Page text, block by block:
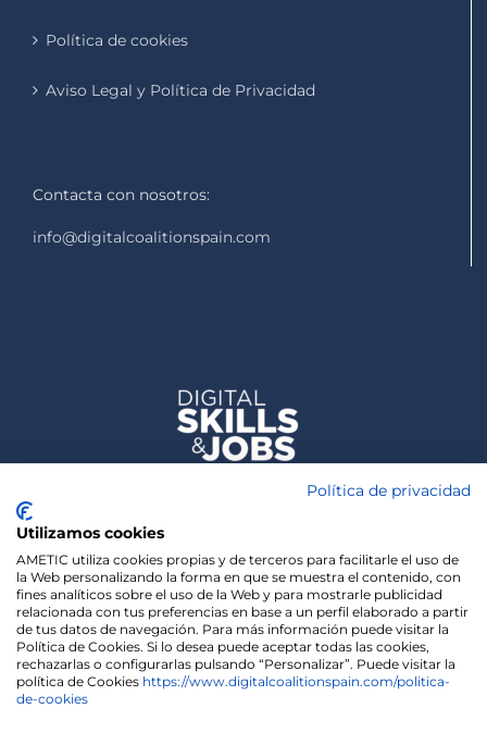
Política de cookies
Aviso Legal y Política de Privacidad
Contacta con nosotros:
info@digitalcoalitionspain.com
We use cookies on our website to give you the most
Política de privacidad
Utilizamos cookies
AMETIC utiliza cookies propias y de terceros para facilitarle el uso de
la Web personalizando la forma en que se muestra el contenido, con
fines analíticos sobre el uso de la Web y para mostrarle publicidad
relacionada con tus preferencias en base a un perfil elaborado a partir
de tus datos de navegación. Para más información puede visitar la
Política de Cookies. Si lo desea puede aceptar todas las cookies,
rechazarlas o configurarlas pulsando “Personalizar”. Puede visitar la
política de Cookies https://www.digitalcoalitionspain.com/politica-
de-cookies